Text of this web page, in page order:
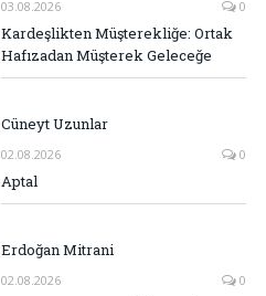
03.08.2026 0
Kardeşlikten Müşterekliğe: Ortak
Hafızadan Müşterek Geleceğe
Cüneyt Uzunlar
02.08.2026 0
Aptal
Erdoğan Mitrani
02.08.2026 0